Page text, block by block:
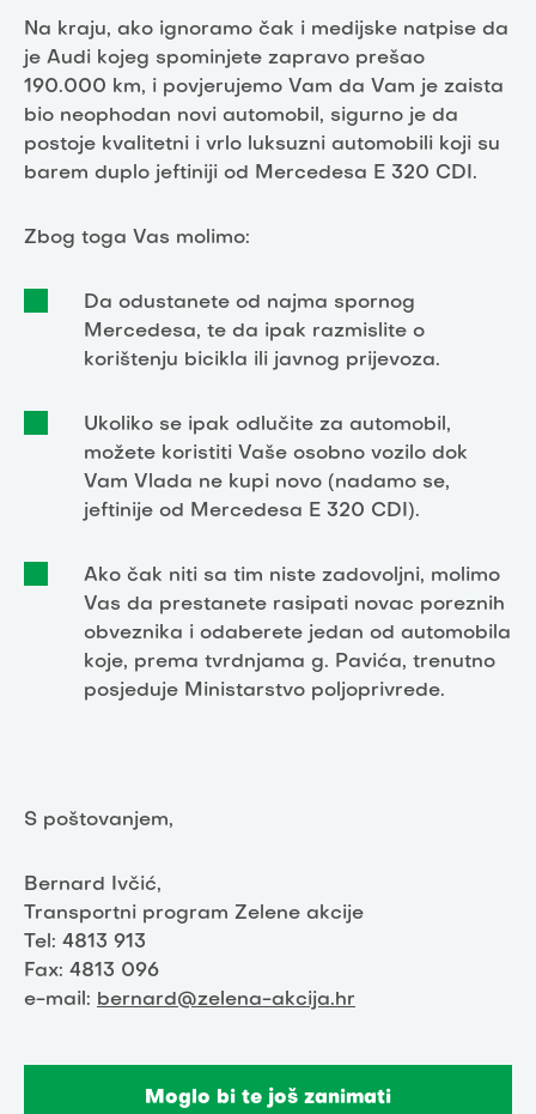
Na kraju, ako ignoramo čak i medijske natpise da
je Audi kojeg spominjete zapravo prešao
190.000 km, i povjerujemo Vam da Vam je zaista
bio neophodan novi automobil, sigurno je da
postoje kvalitetni i vrlo luksuzni automobili koji su
barem duplo jeftiniji od Mercedesa E 320 CDI.
Zbog toga Vas molimo:
Da odustanete od najma spornog
Mercedesa, te da ipak razmislite o
korištenju bicikla ili javnog prijevoza.
Ukoliko se ipak odlučite za automobil,
možete koristiti Vaše osobno vozilo dok
Vam Vlada ne kupi novo (nadamo se,
jeftinije od Mercedesa E 320 CDI).
Ako čak niti sa tim niste zadovoljni, molimo
Vas da prestanete rasipati novac poreznih
obveznika i odaberete jedan od automobila
koje, prema tvrdnjama g. Pavića, trenutno
posjeduje Ministarstvo poljoprivrede.
S poštovanjem,
Bernard Ivčić,
Transportni program Zelene akcije
Tel: 4813 913
Fax: 4813 096
e-mail: bernard@zelena-akcija.hr
Moglo bi te još zanimati